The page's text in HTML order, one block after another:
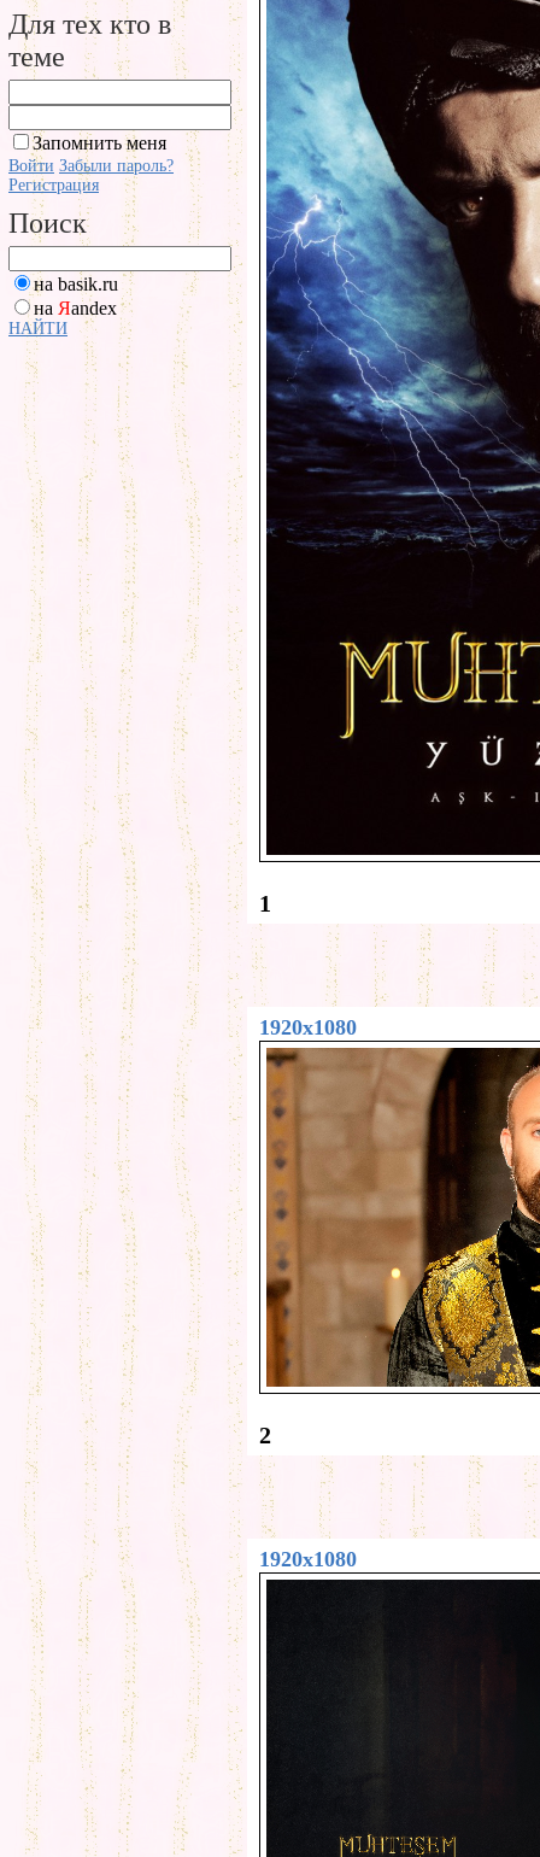
Для тех кто в
теме
Запомнить меня
Войти Забыли пароль?
Регистрация
Поиск
на basik.ru
на Яandex
НАЙТИ
1
1920x1080
2
1920x1080